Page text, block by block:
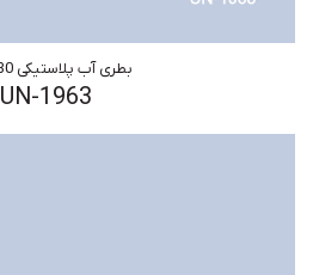
بطری آب پلاستیکی 630 میل
UN-1963